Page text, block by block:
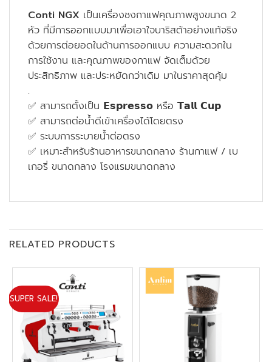
Conti NGX เป็นเครื่องชงกาแฟคุณภาพสูงขนาด 2
หัว ที่มีการออกแบบมาเพื่อเอาใจบาริสต้าอย่างแท้จริง
ด้วยการต่อยอดในด้านการออกแบบ ความสะดวกใน
การใช้งาน และคุณภาพของกาแฟ จัดเต็มด้วย
ประสิทธิภาพ และประหยัดกว่าเดิม มาในราคาสุดคุ้ม
.
✅ สามารถตั้งเป็น 𝗘𝘀𝗽𝗿𝗲𝘀𝘀𝗼 หรือ 𝗧𝗮𝗹𝗹 𝗖𝘂𝗽
✅ สามารถต่อน้ำดีเข้าเครื่องได้โดยตรง
✅ ระบบการระบายน้ำต่อตรง
✅ เหมาะสำหรับร้านอาหารขนาดกลาง ร้านกาแฟ / เบ
เกอรี่ ขนาดกลาง โรงแรมขนาดกลาง
RELATED PRODUCTS
SUPER SALE!